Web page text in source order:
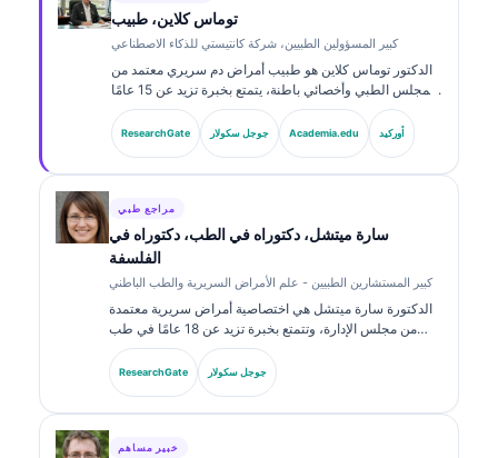
توماس كلاين، طبيب
كبير المسؤولين الطبيين، شركة كانتيستي للذكاء الاصطناعي
الدكتور توماس كلاين هو طبيب أمراض دم سريري معتمد من
المجلس الطبي وأخصائي باطنة، يتمتع بخبرة تزيد عن 15 عامًا
في طب المختبرات والتحليل السريري المدعوم بالذكاء
الاصطناعي. بصفته كبير مسؤولي الشؤون الطبية في
Kantesti AI، يوفّر إشرافًا سريريًا على دقة المعلومات الطبية
ResearchGate جوجل سكولار Academia.edu أوركيد
مراجع طبي
سارة ميتشل، دكتوراه في الطب، دكتوراه في
الفلسفة
كبير المستشارين الطبيين - علم الأمراض السريرية والطب الباطني
الدكتورة سارة ميتشل هي اختصاصية أمراض سريرية معتمدة
من مجلس الإدارة، وتتمتع بخبرة تزيد عن 18 عامًا في طب
المختبرات والتحليل التشخيصي. تحمل شهادات تخصص في
الكيمياء السريرية، ونشرت على نطاق واسع حول لوحات
ResearchGate جوجل سكولار
خبير مساهم